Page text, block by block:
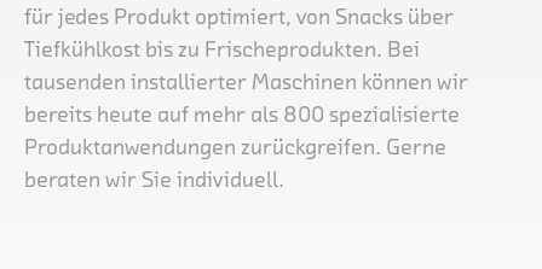
für jedes Produkt optimiert, von Snacks über
Tiefkühlkost bis zu Frischeprodukten. Bei
tausenden installierter Maschinen können wir
bereits heute auf mehr als 800 spezialisierte
Produktanwendungen zurückgreifen. Gerne
beraten wir Sie individuell.